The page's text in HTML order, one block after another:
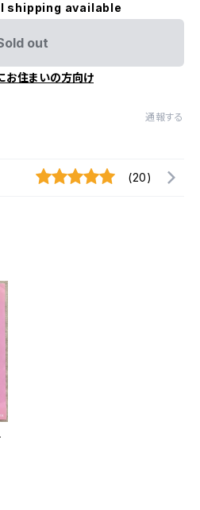
shipping available
out
お住まいの方向け
通報する
(20)